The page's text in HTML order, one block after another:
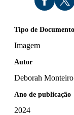
Tipo de Documento
Imagem
Autor
Deborah Monteiro
Ano de publicação
2024